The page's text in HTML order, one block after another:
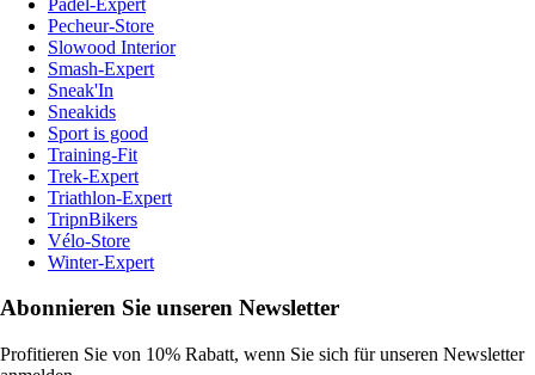
Pecheur-Store
Slowood Interior
Smash-Expert
Sneak'In
Sneakids
Sport is good
Training-Fit
Trek-Expert
Triathlon-Expert
TripnBikers
Vélo-Store
Winter-Expert
Abonnieren Sie unseren Newsletter
Profitieren Sie von 10% Rabatt, wenn Sie sich für unseren Newsletter